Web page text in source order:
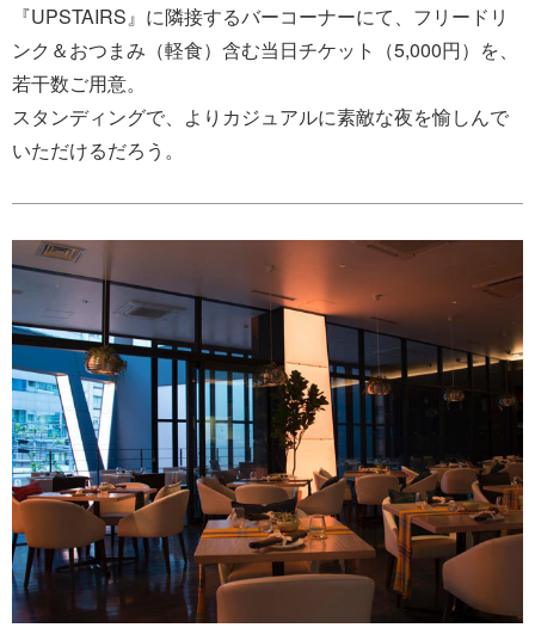
『UPSTAIRS』に隣接するバーコーナーにて、フリードリ
ンク＆おつまみ（軽食）含む当日チケット（5,000円）を、
若干数ご用意。
スタンディングで、よりカジュアルに素敵な夜を愉しんで
いただけるだろう。